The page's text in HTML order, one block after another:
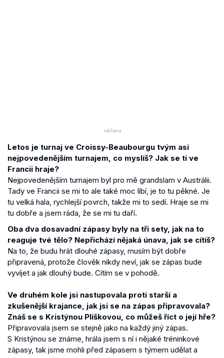
Letos je turnaj ve Croissy-Beaubourgu tvým asi
nejpovedenějším turnajem, co myslíš? Jak se ti ve
Francii hraje?
Nejpovedenějším turnajem byl pro mě grandslam v Austrálii.
Tady ve Francii se mi to ale také moc líbí, je to tu pěkné. Je
tu velká hala, rychlejší povrch, takže mi to sedí. Hraje se mi
tu dobře a jsem ráda, že se mi tu daří.
Oba dva dosavadní zápasy byly na tři sety, jak na to
reaguje tvé tělo? Nepřichází nějaká únava, jak se cítíš?
Na to, že budu hrát dlouhé zápasy, musím být dobře
připravená, protože člověk nikdy neví, jak se zápas bude
vyvíjet a jak dlouhý bude. Cítím se v pohodě.
Ve druhém kole jsi nastupovala proti starší a
zkušenější krajance, jak jsi se na zápas připravovala?
Znáš se s Kristýnou Plíškovou, co můžeš říct o její hře?
Připravovala jsem se stejně jako na každý jiný zápas.
S Kristýnou se známe, hrála jsem s ní i nějaké tréninkové
zápasy, tak jsme mohli před zápasem s týmem udělat a